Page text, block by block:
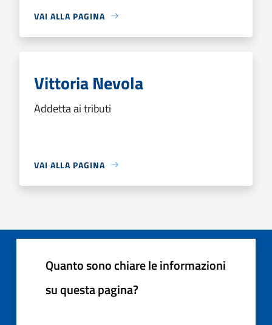
VAI ALLA PAGINA
Vittoria Nevola
Addetta ai tributi
VAI ALLA PAGINA
Quanto sono chiare le informazioni
su questa pagina?